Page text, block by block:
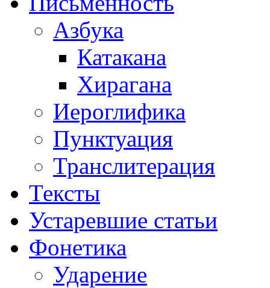
Азбука
Катакана
Хирагана
Иероглифика
Пунктуация
Транслитерация
Тексты
Устаревшие статьи
Фонетика
Ударение